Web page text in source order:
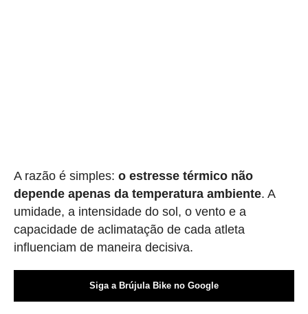
A razão é simples: o estresse térmico não
depende apenas da temperatura ambiente. A
umidade, a intensidade do sol, o vento e a
capacidade de aclimatação de cada atleta
influenciam de maneira decisiva.
Siga a Brújula Bike no Google